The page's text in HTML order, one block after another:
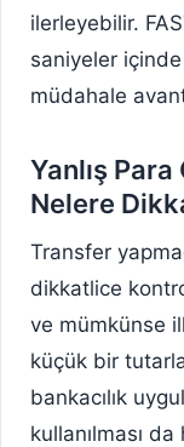
ilerleyebilir.
saniyeler içinde
müdahale
Yanlış
Nelere
Transfer
dikkatlice
ve mümkünse
küçük bir
bankacılık
kullanılması